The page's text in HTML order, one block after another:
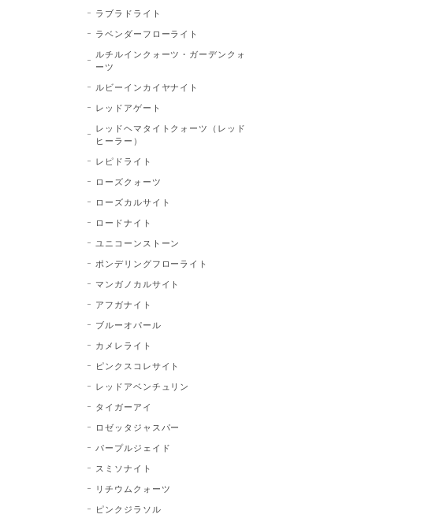
ラブラドライト
ラベンダーフローライト
ルチルインクォーツ・ガーデンクォ
ーツ
ルビーインカイヤナイト
レッドアゲート
レッドヘマタイトクォーツ（レッド
ヒーラー）
レピドライト
ローズクォーツ
ローズカルサイト
ロードナイト
ユニコーンストーン
ポンデリングフローライト
マンガノカルサイト
アフガナイト
ブルーオパール
カメレライト
ピンクスコレサイト
レッドアベンチュリン
タイガーアイ
ロゼッタジャスパー
パープルジェイド
スミソナイト
リチウムクォーツ
ピンクジラソル